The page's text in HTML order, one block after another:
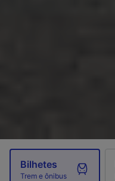
Bilhetes
Trem e ônibus